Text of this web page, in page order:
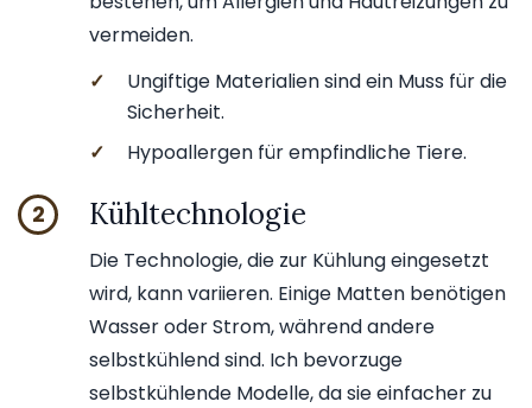
vermeiden.
✓
Ungiftige Materialien sind ein Muss für die
Sicherheit.
✓
Hypoallergen für empfindliche Tiere.
2 Kühltechnologie
Die Technologie, die zur Kühlung eingesetzt
wird, kann variieren. Einige Matten benötigen
Wasser oder Strom, während andere
selbstkühlend sind. Ich bevorzuge
selbstkühlende Modelle, da sie einfacher zu